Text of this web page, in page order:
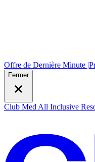
Offre de Dernière Minute |
Fermer
Club Med All Inclusive